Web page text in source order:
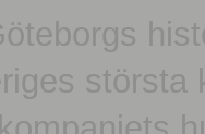
största